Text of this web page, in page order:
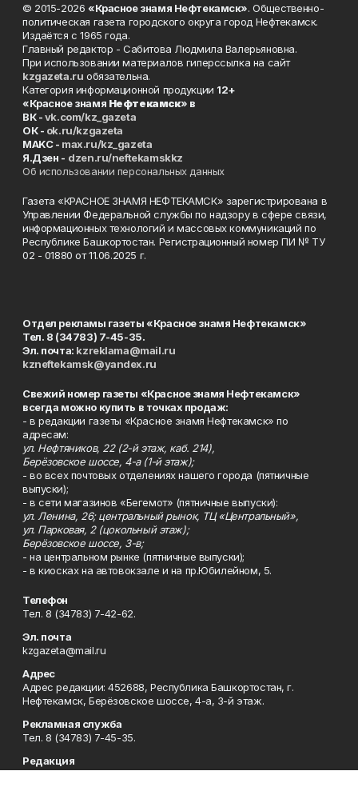
© 2015-2026 «Красное знамя Нефтекамск». Общественно-
политическая газета городского округа город Нефтекамск.
Издаётся с 1965 года.
Главный редактор - Сабитова Людмила Валерьяновна.
При использовании материалов гиперссылка на сайт
kzgazeta.ru обязательна.
Категория информационной продукции 12+
«Красное знамя Нефтекамск» в
ВК -vk.com/kz_gazeta
ОК - ok.ru/kzgazeta
MAKC - max.ru/kz_gazeta
Я.Дзен - dzen.ru/neftekamskkz
Об использовании персональных данных
Газета «КРАСНОЕ ЗНАМЯ НЕФТЕКАМСК» зарегистрирована в
Управлении Федеральной службы по надзору в сфере связи,
информационных технологий и массовых коммуникаций по
Республике Башкортостан. Регистрационный номер ПИ № ТУ
02 - 01880 от 11.06.2025 г.
Отдел рекламы газеты «Красное знамя Нефтекамск»
Тел. 8 (34783) 7-45-35.
Эл. почта: kzreklama@mail.ru
kzneftekamsk@yandex.ru
Свежий номер газеты «Красное знамя Нефтекамск»
всегда можно купить в точках продаж:
- в редакции газеты «Красное знамя Нефтекамск» по
адресам:
ул. Нефтяников, 22 (2-й этаж, каб. 214),
Берёзовское шоссе, 4-а (1-й этаж);
- во всех почтовых отделениях нашего города (пятничные
выпуски);
- в сети магазинов «Бегемот» (пятничные выпуски):
ул. Ленина, 26; центральный рынок, ТЦ «Центральный»,
ул. Парковая, 2 (цокольный этаж);
Берёзовское шоссе, 3-в;
- на центральном рынке (пятничные выпуски);
- в киосках на автовокзале и на пр.Юбилейном, 5.
Телефон
Тел. 8 (34783) 7-42-62.
Эл. почта
kzgazeta@mail.ru
Адрес
Адрес редакции: 452688, Республика Башкортостан, г.
Нефтекамск, Берёзовское шоссе, 4-а, 3-й этаж.
Рекламная служба
Тел. 8 (34783) 7-45-35.
Редакция
Тел. 8 (34783) 7-42-72, 7-42-92..